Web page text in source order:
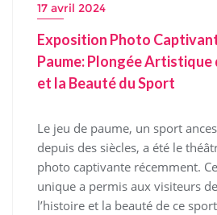
17 avril 2024
Exposition Photo
Paume: Plongée Artistique
et la Beauté du Sport
Le jeu de paume, un sport
depuis des siècles, a été le
photo captivante récemment.
unique a permis aux visiteurs
l’histoire et la beauté de ce